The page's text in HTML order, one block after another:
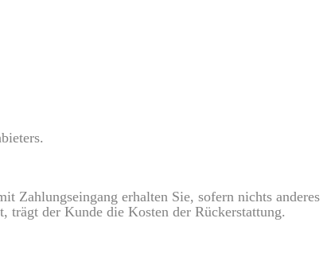
Zahlungseingang erhalten Sie, sofern nichts anderes
trägt der Kunde die Kosten der Rückerstattung.